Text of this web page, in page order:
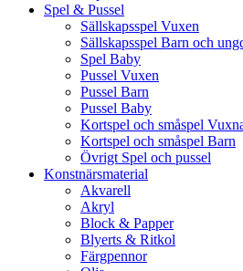
Spel & Pussel
Sällskapsspel Vuxen
Sällskapsspel Barn och
Spel Baby
Pussel Vuxen
Pussel Barn
Pussel Baby
Kortspel och småspel
Kortspel och småspel Barn
Övrigt Spel och pussel
Konstnärsmaterial
Akvarell
Akryl
Block & Papper
Blyerts & Ritkol
Färgpennor